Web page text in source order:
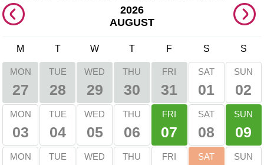
2026
AUGUST
M T W T F S S
MON
27
TUE
28
WED
29
THU
30
FRI
31
SAT
01
SUN
02
MON
03
TUE
04
WED
05
THU
06
FRI
07
SAT
08
SUN
09
MON TUE WED THU FRI SAT SUN